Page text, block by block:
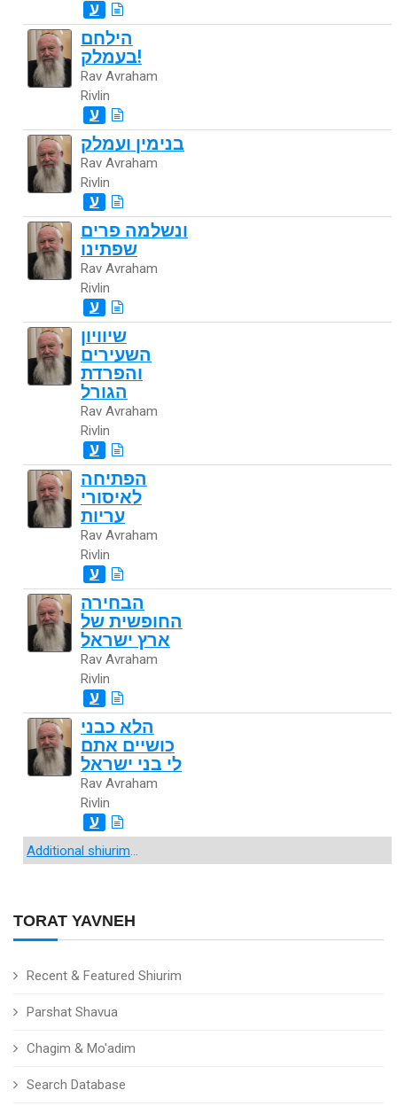
TORAT YAVNEH
Recent & Featured Shiurim
Parshat Shavua
Chagim & Mo'adim
Search Database
ע
הילחם
בעמלק!
Rav Avraham
Rivlin
ע
בנימין ועמלק
Rav Avraham
Rivlin
ע
ונשלמה פרים
שפתינו
Rav Avraham
Rivlin
ע
שיוויון
השעירים
והפרדת
הגורל
Rav Avraham
Rivlin
ע
הפתיחה
לאיסורי
עריות
Rav Avraham
Rivlin
ע
הבחירה
החופשית של
ארץ ישראל
Rav Avraham
Rivlin
ע
הלא כבני
כושיים אתם
לי בני ישראל
Rav Avraham
Rivlin
ע
Additional shiurim...